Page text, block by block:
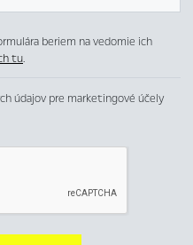
beriem na vedomie ich
tu.
údajov pre marketingové účely